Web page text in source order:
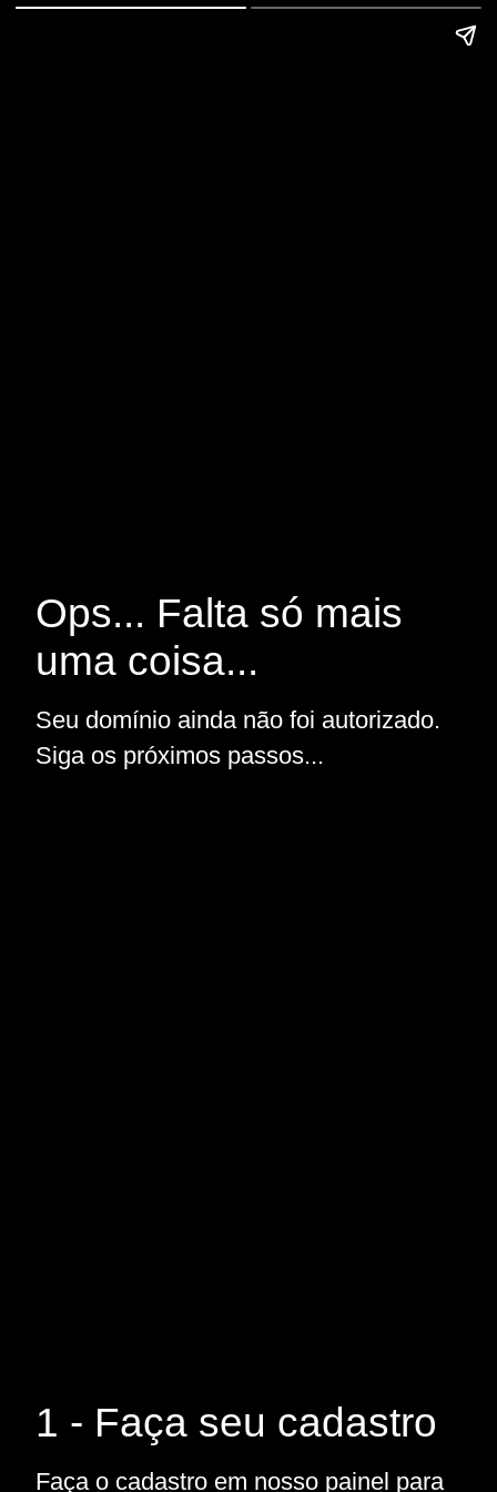
Ops... Falta só mais
uma coisa...
Seu domínio ainda não foi autorizado.
Siga os próximos passos...
1 - Faça seu cadastro
Faça o cadastro em nosso painel para